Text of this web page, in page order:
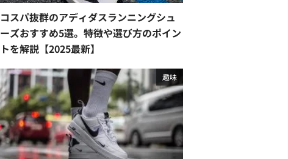
コスパ抜群のアディダスランニングシュ
ーズおすすめ5選。特徴や選び方のポイン
トを解説【2025最新】
趣味